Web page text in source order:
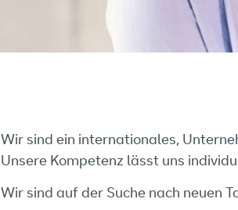
Wir sind ein internationales,
Unsere Kompetenz lässt uns
Wir sind auf der Suche nach neuen